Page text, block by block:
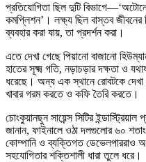
প্রতিযোগিতা ছিল দুটি
কমপ্লিশন’। লক্ষ্য ছিল বাস্তব জীবনের
ব্যবহার করা যায়, তা প্রদর্শন করা।
এতে দেখা গেছে পিয়ানো বাজানো
হাতের সূক্ষ্ম গতি, নড়াচড়ার দক্ষতা ও
ধরেছে। অন্য এক স্থানে রোবটকে
খাবার গরম করতে ও কফি তৈরি করতে।
চোংকুয়ানছুন সায়েন্স সিটির ইন্ডাস্ট্রিয়াল
জানান, ফাইনালে ওঠা দলগুলোর ৬০
কোম্পানি ও ব্যক্তিগত ডেভেলপাররাও
সহযোগিতার শক্তিশালী ধারা তুলে ধরে।